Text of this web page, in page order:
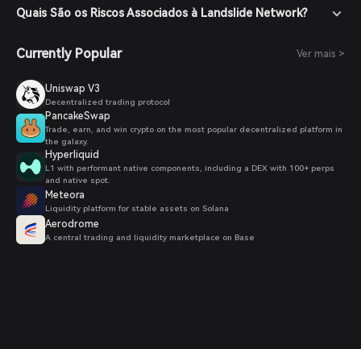
adicionado à sua carteira.
Quais São os Riscos Associados à Landslide Network?
Currently Popular Ver mais >
Uniswap V3
Decentralized trading protocol
PancakeSwap
Trade, earn, and win crypto on the most popular decentralized platform in
the galaxy.
Hyperliquid
L1 with performant native components, including a DEX with 100+ perps
and native spot.
Meteora
Liquidity platform for stable assets on Solana
Aerodrome
A central trading and liquidity marketplace on Base